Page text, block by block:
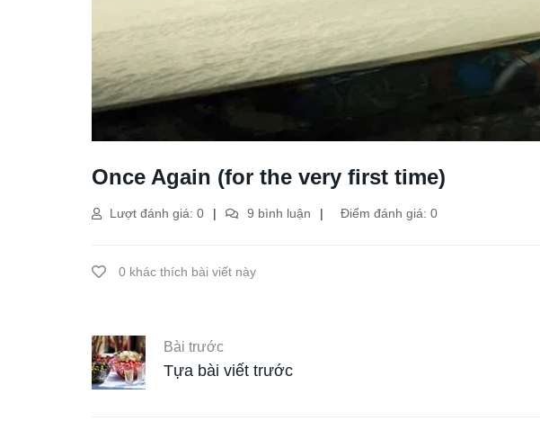
Once Again (for the very first time)
Lượt đánh giá: 0 9 bình luận Điểm đánh giá: 0
0 khác thích bài viết này
Bài trước
Tựa bài viết trước